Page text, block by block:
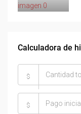
Calculadora de
$
$